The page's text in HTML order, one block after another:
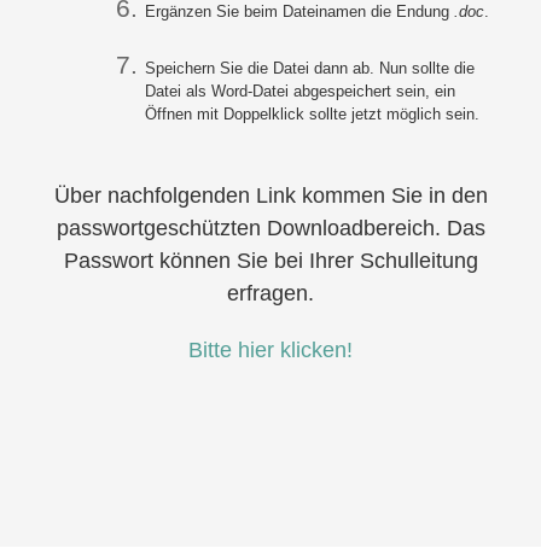
Ergänzen Sie beim Dateinamen die Endung .doc
Speichern Sie die Datei dann ab. Nun sollte die
Datei als Word-Datei abgespeichert sein, ein
Öffnen mit Doppelklick sollte jetzt möglich sein.
Über nachfolgenden Link kommen Sie in den
passwortgeschützten Downloadbereich. Das
Passwort können Sie bei Ihrer Schulleitung
erfragen.
Bitte hier klicken!